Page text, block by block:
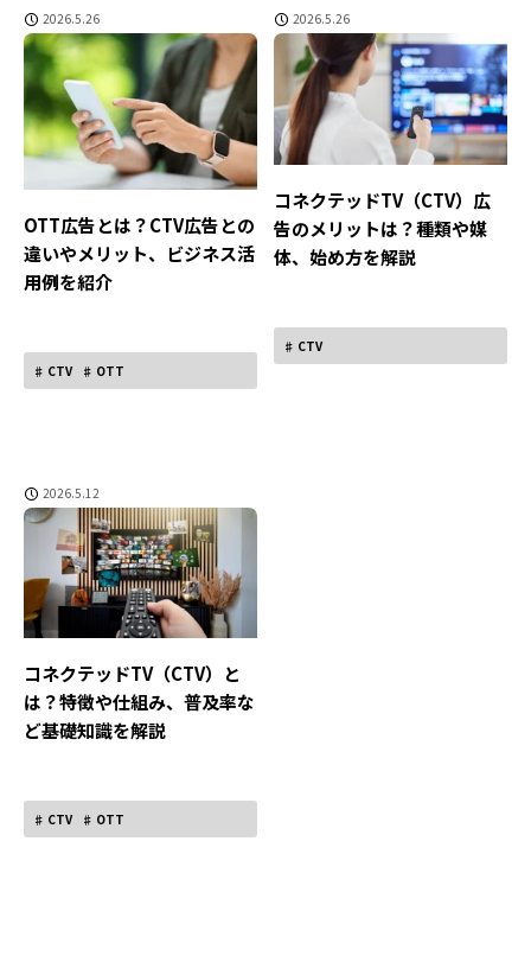
ASCAmazon広告 LINELPO
Pure Lift VisionYahoo!インフォマ動画
カスタマー・エクスペリエンス
クリエイティブプランニング コネクテッドTV
コミュニケーションプランニング サイト離脱防止施策
ディスプレイ広告ミドルアッパー ミドルファネル
ヤングカンヌリスティング リテールメディア
ロイヤル顧客広告効果検索型広告総合マーケティング
購買データ金融
2026.5.26
OTT広告とは？CTV広告との
違いやメリット、ビジネス活
用例を紹介
CTV OTT
2026.5.26
コネクテッドTV（CTV）広
告のメリットは？種類や媒
体、始め方を解説
CTV
2026.5.12
コネクテッドTV（CTV）と
は？特徴や仕組み、普及率な
ど基礎知識を解説
CTV OTT